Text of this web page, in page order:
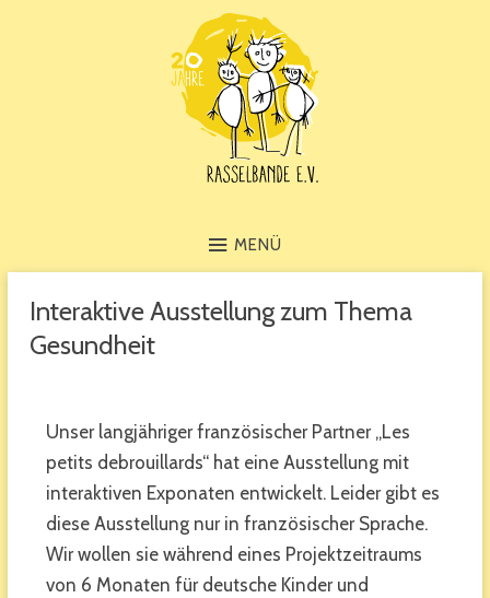
MENÜ
Interaktive Ausstellung zum Thema
Gesundheit
Unser langjähriger französischer Partner „Les
petits debrouillards“ hat eine Ausstellung mit
interaktiven Exponaten entwickelt. Leider gibt es
diese Ausstellung nur in französischer Sprache.
Wir wollen sie während eines Projektzeitraums
von 6 Monaten für deutsche Kinder und